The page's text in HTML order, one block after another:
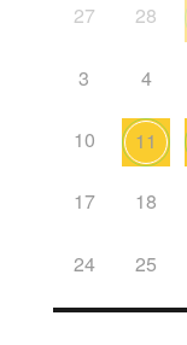
27
28
3 4
10 11
17 18
24 25